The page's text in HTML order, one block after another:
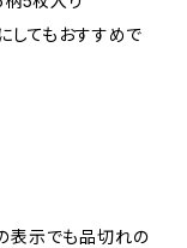
してもおすすめで
表示でも品切れの